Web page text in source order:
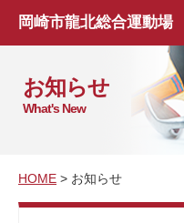
岡崎市龍北総合運動場
お知らせ
What's New
HOME > お知らせ